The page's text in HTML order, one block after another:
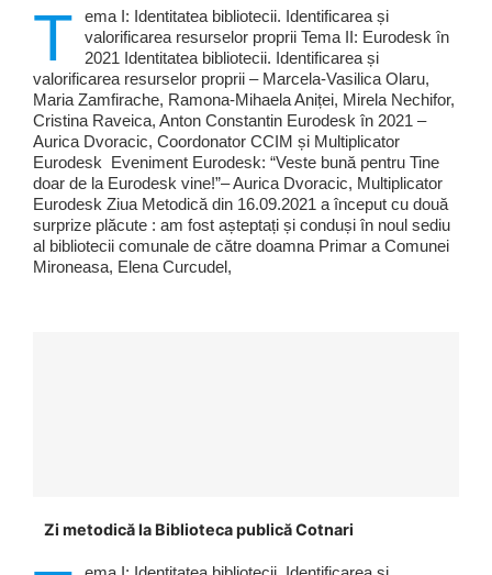
T
ema I: Identitatea bibliotecii. Identificarea și
valorificarea resurselor proprii Tema II: Eurodesk în
2021 Identitatea bibliotecii. Identificarea și
valorificarea resurselor proprii – Marcela-Vasilica Olaru,
Maria Zamfirache, Ramona-Mihaela Aniței, Mirela Nechifor,
Cristina Raveica, Anton Constantin Eurodesk în 2021 –
Aurica Dvoracic, Coordonator CCIM și Multiplicator
Eurodesk Eveniment Eurodesk: “Veste bună pentru Tine
doar de la Eurodesk vine!”– Aurica Dvoracic, Multiplicator
Eurodesk Ziua Metodică din 16.09.2021 a început cu două
surprize plăcute : am fost așteptați și conduși în noul sediu
al bibliotecii comunale de către doamna Primar a Comunei
Mironeasa, Elena Curcudel,
Zi metodică la Biblioteca publică Cotnari